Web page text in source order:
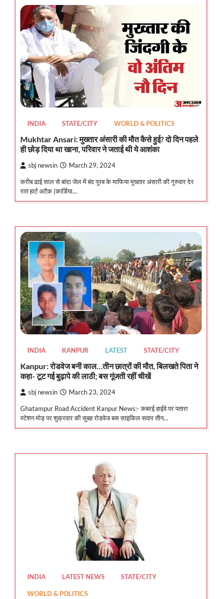
INDIA STATE/CITY WORLD & POLITICS
Mukhtar Ansari: मुख्तार अंसारी की मौत कैसे हुई? दो दिन पहले
ही छोड़ दिया था खाना, परिवार ने जताई थी ये आशंका
sbj newsin March 29, 2024
करीब ढाई साल से बांदा जेल में बंद पूरब के माफिया मुख्तार अंसारी की गुरुवार देर
रात हार्ट अटैक (कार्डिया…
INDIA KANPUR LATEST STATE/CITY
Kanpur: रोडवेज बनी काल…तीन छात्रों की मौत, बिलखते पिता ने
कहा- टूट गई बुढ़ापे की लाठी; बस गूंजती रहीं चीखें
sbj newsin March 23, 2024
Ghatampur Road Accident Kanpur News:- कबरई हाईवे पर पतारा
स्टेशन मोड़ पर शुक्रवार की सुबह रोडवेज बस साइकिल सवार तीन…
INDIA LATEST NEWS STATE/CITY
WORLD & POLITICS